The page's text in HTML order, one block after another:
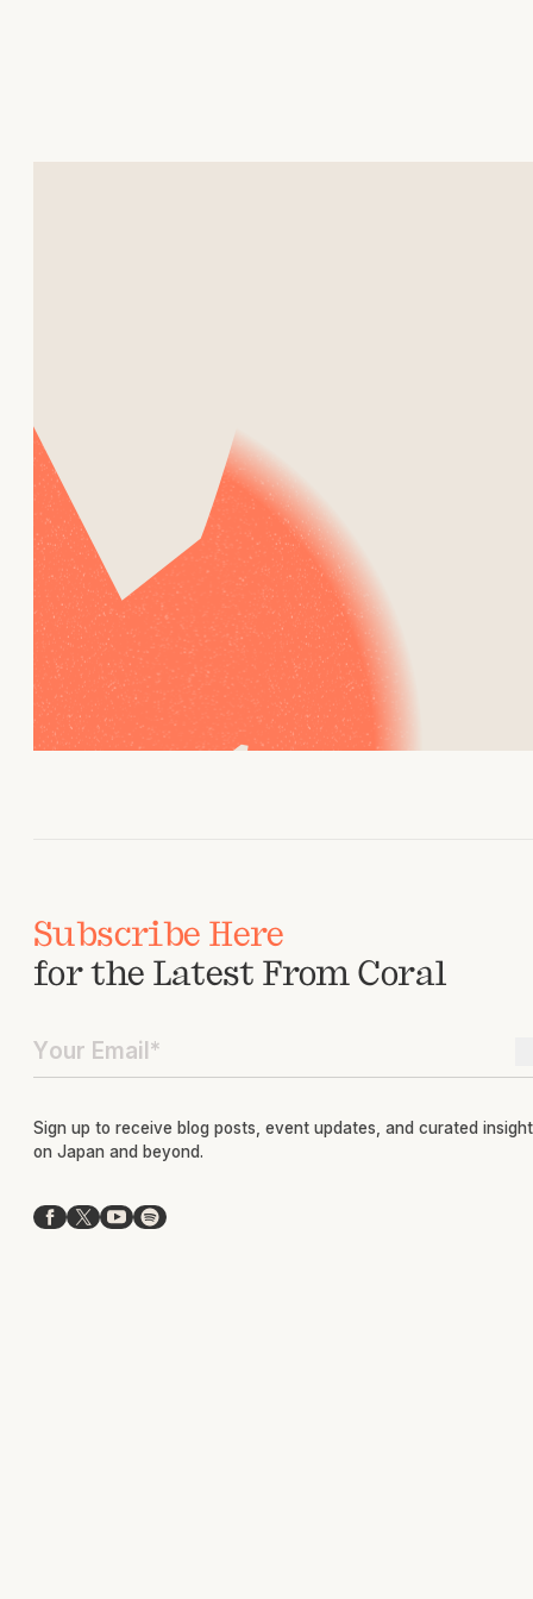
Subscribe Here
for the Latest From Coral
Sign up to receive blog posts, event updates, and curated
on Japan and beyond.
Facebook
X YouTube
Spotify